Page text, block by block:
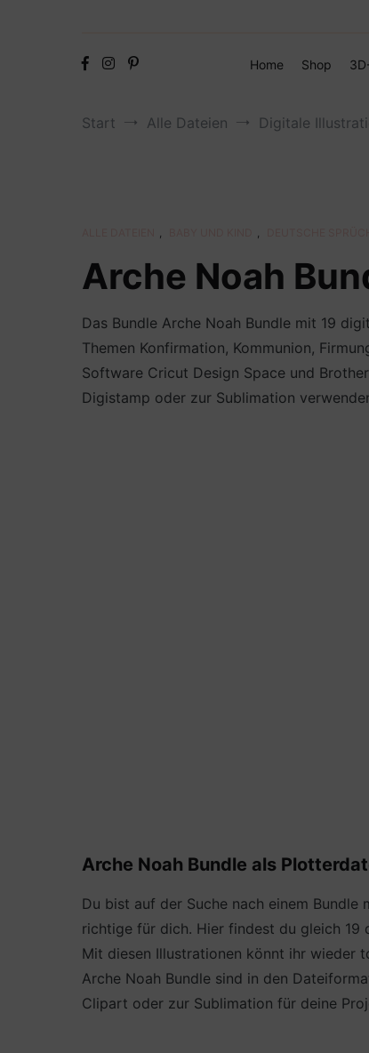
Home
Shop
Start Alle Dateien Digitale
, ,
Arche Noah
Das Bundle Arche Noah Bundle mit 19
Themen Konfirmation, Kommunion,
Software Cricut Design Space und
Digistamp oder zur Sublimation
Arche Noah Bundle als
Du bist auf der Suche nach einem Bundle
richtige für dich. Hier findest du gleich 19
Mit diesen Illustrationen könnt ihr wieder
Arche Noah Bundle sind in den
Clipart oder zur Sublimation für deine